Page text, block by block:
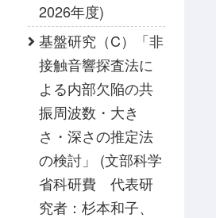
2026年度)
基盤研究（C）「非
接触音響探査法に
よる内部欠陥の共
振周波数・大き
さ・深さの推定法
の検討」 (文部科学
省科研費 代表研
究者：杉本和子、